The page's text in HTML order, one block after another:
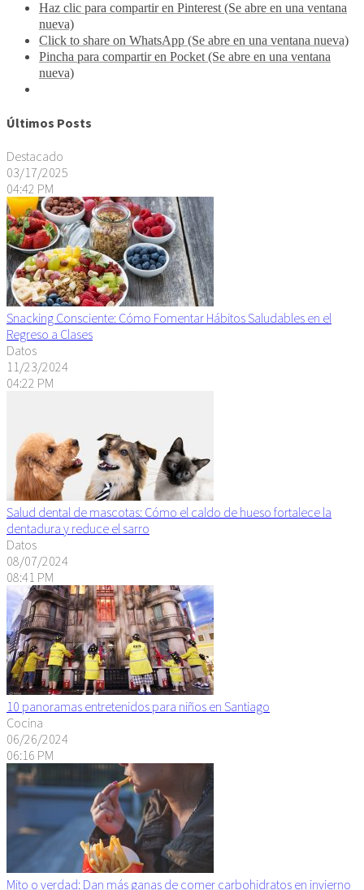
Haz clic para compartir en Pinterest (Se abre en una ventana
nueva)
Click to share on WhatsApp (Se abre en una ventana nueva)
Pincha para compartir en Pocket (Se abre en una ventana
nueva)
Últimos Posts
Destacado
03/17/2025
04:42 PM
Snacking Consciente: Cómo Fomentar Hábitos Saludables en el
Regreso a Clases
Datos
11/23/2024
04:22 PM
Salud dental de mascotas: Cómo el caldo de hueso fortalece la
dentadura y reduce el sarro
Datos
08/07/2024
08:41 PM
10 panoramas entretenidos para niños en Santiago
Cocina
06/26/2024
06:16 PM
Mito o verdad: Dan más ganas de comer carbohidratos en invierno